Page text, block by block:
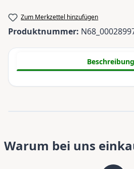
Zum Merkzettel hinzufügen
Produktnummer:
Beschreibung
Warum bei uns